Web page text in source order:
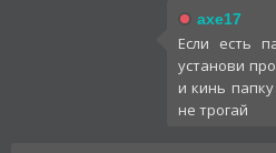
axe17
Если есть
установи
и кинь
не трогай